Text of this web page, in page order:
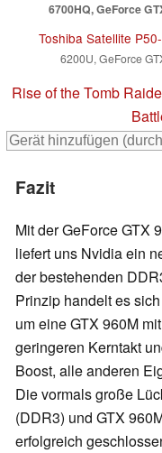
6700HQ, GeForce
Toshiba Satellite
6200U, GeForce
Rise of the Tomb
Fazit
Mit der GeForce GTX
liefert uns Nvidia ein
der bestehenden
Prinzip handelt es
um eine GTX 960M
geringeren Kerntakt
Boost, alle anderen
Die vormals große
(DDR3) und GTX
erfolgreich